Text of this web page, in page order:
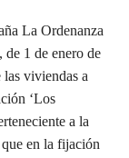
La Ordenanza
, de 1 de enero de
las viviendas a
‘Los
a la
en la fijación